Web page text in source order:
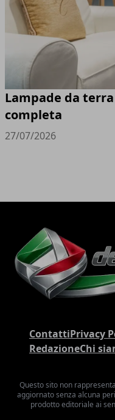
Lampade da
completa
27/07/2026
ContattiPrivacy
RedazioneChi
Questo sito non
aggiornato senza alcuna
prodotto editoriale ai